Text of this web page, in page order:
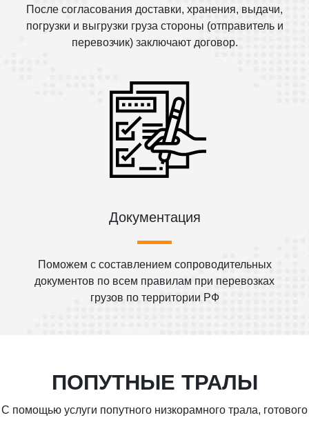
После согласования доставки, хранения, выдачи,
погрузки и выгрузки груза стороны (отправитель и
перевозчик) заключают договор.
Документация
Поможем с составлением сопроводительных
документов по всем правилам при перевозках
грузов по территории РФ
ПОПУТНЫЕ ТРАЛЫ
С помощью услуги попутного низкорамного трала, готового